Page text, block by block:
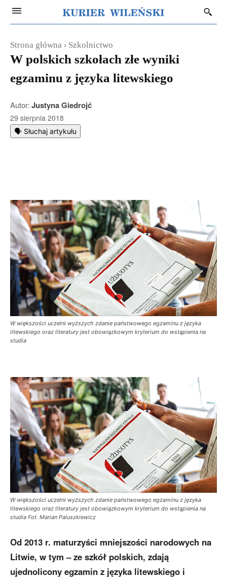
Strona główna Szkolnictwo
W polskich szkołach złe wyniki
egzaminu z języka litewskiego
Autor:Justyna Giedrojć
29 sierpnia 2018
🗣️ Słuchaj artykułu
W większości uczelni wyższych zdanie państwowego egzaminu z języka
litewskiego oraz literatury jest obowiązkowym kryterium do wstąpienia na
studia
W większości uczelni wyższych zdanie państwowego egzaminu z języka
litewskiego oraz literatury jest obowiązkowym kryterium do wstąpienia na
studia Fot. Marian Paluszkiewicz
Od 2013 r. maturzyści mniejszości narodowych na
Litwie, w tym – ze szkół polskich, zdają
ujednolicony egzamin z języka litewskiego i